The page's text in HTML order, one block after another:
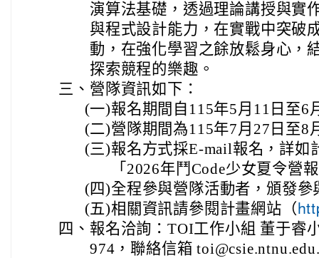
演算法基礎，透過理論講授與實
與程式設計能力，在實戰中突破
動，在強化學習之餘放鬆身心，
探索競程的樂趣。
三、 營隊資訊如下：
(一)報名期間自115年5月11日至6
(二)營隊期間為115年7月27日至8
(三)報名方式採E-mail報名，詳如
「2026年鬥Code少女夏令營
(四)全程參與營隊活動者，頒發參
(五)相關資訊請參閱計畫網站（
四、 報名洽詢：TOI工作小組 董于睿
974，聯絡信箱